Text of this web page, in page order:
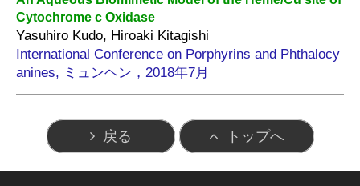
Cytochrome c Oxidase
Yasuhiro Kudo, Hiroaki Kitagishi
International Conference on Porphyrins and Phthalocy
anines, ミュンヘン，2018年7月
戻る トップへ